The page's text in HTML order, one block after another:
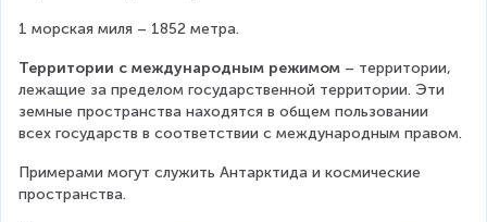
1 морская миля – 1852 метра.
Территории с международным режимом – территории,
лежащие за пределом государственной территории. Эти
земные пространства находятся в общем пользовании
всех государств в соответствии с международным правом.
Примерами могут служить Антарктида и космические
пространства.